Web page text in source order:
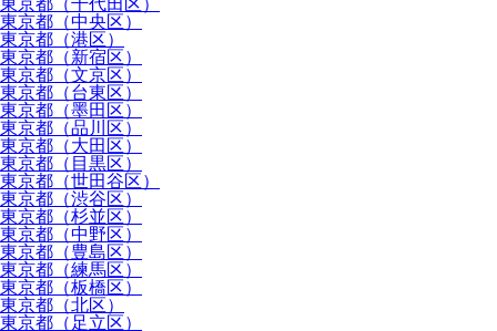
東京都（千代田区）
東京都（中央区）
東京都（港区）
東京都（新宿区）
東京都（文京区）
東京都（台東区）
東京都（墨田区）
東京都（品川区）
東京都（大田区）
東京都（目黒区）
東京都（世田谷区）
東京都（渋谷区）
東京都（杉並区）
東京都（中野区）
東京都（豊島区）
東京都（練馬区）
東京都（板橋区）
東京都（北区）
東京都（足立区）